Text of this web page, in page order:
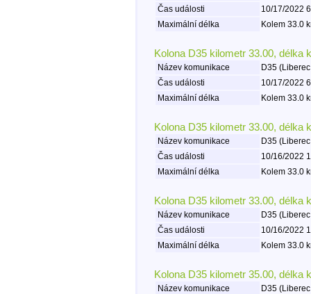
Čas události
10/17/2022
Maximální délka
Kolem 33.0
Kolona D35 kilometr 33.00, délka
Název komunikace
D35
Čas události
10/17/2022
Maximální délka
Kolem 33.0
Kolona D35 kilometr 33.00, délka
Název komunikace
D35
Čas události
10/16/2022
Maximální délka
Kolem 33.0
Kolona D35 kilometr 33.00, délka
Název komunikace
D35
Čas události
10/16/2022
Maximální délka
Kolem 33.0
Kolona D35 kilometr 35.00, délka
Název komunikace
D35